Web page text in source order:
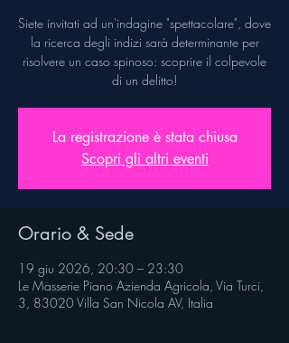
Siete invitati ad un'indagine "spettacolare", dove
la ricerca degli indizi sarà determinante per
risolvere un caso spinoso: scoprire il colpevole
di un delitto!
La registrazione è stata chiusa
Scopri gli altri eventi
Orario & Sede
19 giu 2026, 20:30 – 23:30
Le Masserie Piano Azienda Agricola, Via Turci,
3, 83020 Villa San Nicola AV, Italia